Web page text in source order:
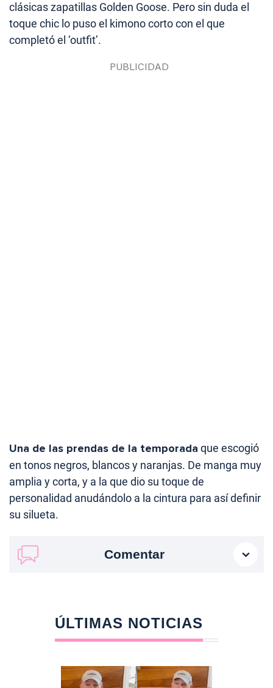
clásicas zapatillas Golden Goose. Pero sin duda el
toque chic lo puso el kimono corto con el que
completó el ‘outfit’.
Una de las prendas de la temporada que escogió
en tonos negros, blancos y naranjas. De manga muy
amplia y corta, y a la que dio su toque de
personalidad anudándolo a la cintura para así definir
su silueta.
Comentar
ÚLTIMAS NOTICIAS